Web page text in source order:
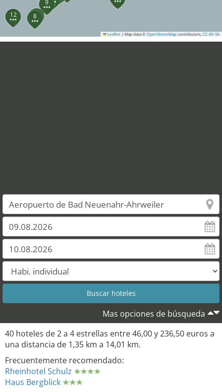
7
8
9
12
Leaflet | Map data © OpenStreetMap contributors, CC-BY-SA
Mas opciones de búsqueda
40 hoteles de 2 a 4 estrellas entre 46,00 y 236,50 euros a
una distancia de 1,35 km a 14,01 km.
Frecuentemente recomendado:
Rheinhotel Schulz
Haus Bergblick